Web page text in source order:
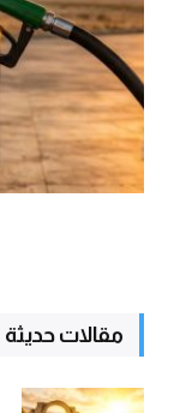
مقالات حديثة